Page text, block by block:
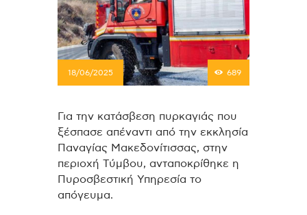
18/06/2025 689
Για την κατάσβεση πυρκαγιάς που
ξέσπασε απέναντι από την εκκλησία
Παναγίας Μακεδονίτισσας, στην
περιοχή Τύμβου, ανταποκρίθηκε η
Πυροσβεστική Υπηρεσία το
απόγευμα.